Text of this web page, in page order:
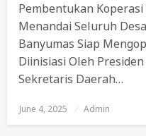
Pembentukan
Menandai Seluruh
Banyumas Siap
Diinisiasi Oleh
Sekretaris Daerah…
Posted
June 4, 2025 Admin